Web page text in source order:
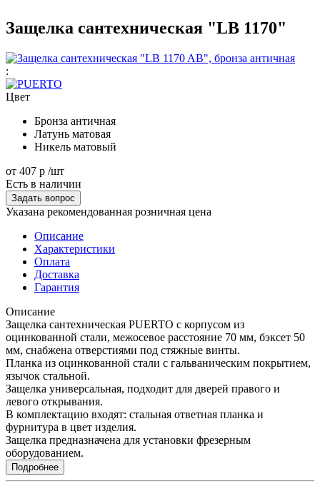
Защелка сантехническая "LB 1170"
:
Цвет
Бронза античная
Латунь матовая
Никель матовый
от 407 р /шт
Есть в наличии
Задать вопрос
Указана рекомендованная розничная цена
Описание
Характеристики
Оплата
Доставка
Гарантия
Описание
Защелка сантехническая PUERTO с корпусом из
оцинкованной стали, межосевое расстояние 70 мм, бэксет 50
мм, снабжена отверстиями под стяжные винты.
Планка из оцинкованной стали с гальваническим покрытием,
язычок стальной.
Защелка универсальная, подходит для дверей правого и
левого открывания.
В комплектацию входят: стальная ответная планка и
фурнитура в цвет изделия.
Защелка предназначена для установки фрезерным
оборудованием.
Подробнее